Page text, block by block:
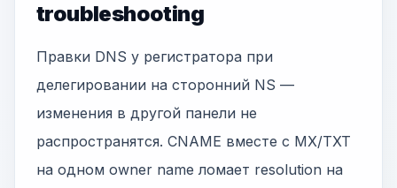
troubleshooting
Правки DNS у регистратора при
делегировании на сторонний NS —
изменения в другой панели не
распространятся. CNAME вместе с MX/TXT
на одном owner name ломает resolution на